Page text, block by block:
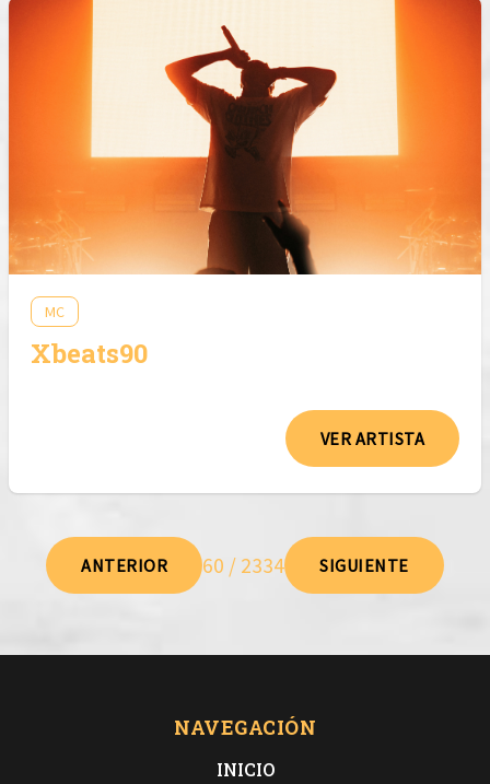
MC
Xbeats90
VER ARTISTA
ANTERIOR 60 / 2334 SIGUIENTE
NAVEGACIÓN
INICIO